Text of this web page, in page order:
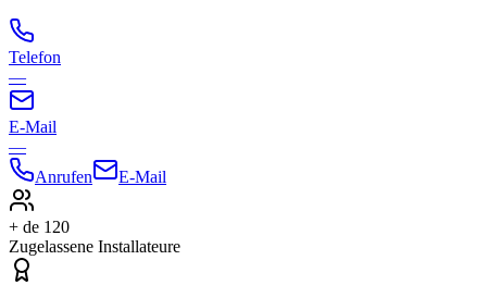
Telefon
—
E-Mail
—
Anrufen
E-Mail
+ de 120
Zugelassene Installateure